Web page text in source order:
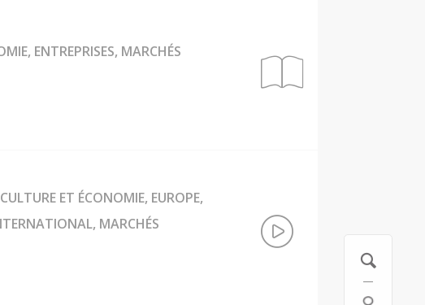
ENTREPRISES, MARCHÉS
ET ÉCONOMIE, EUROPE,
MARCHÉS